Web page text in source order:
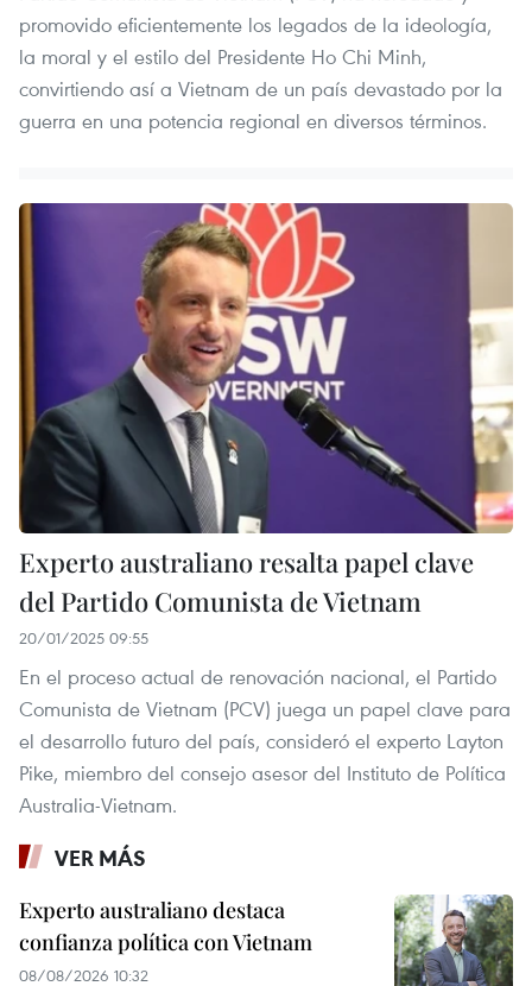
promovido eficientemente los legados de la ideología,
la moral y el estilo del Presidente Ho Chi Minh,
convirtiendo así a Vietnam de un país devastado por la
guerra en una potencia regional en diversos términos.
Experto australiano resalta papel clave
del Partido Comunista de Vietnam
20/01/2025 09:55
En el proceso actual de renovación nacional, el Partido
Comunista de Vietnam (PCV) juega un papel clave para
el desarrollo futuro del país, consideró el experto Layton
Pike, miembro del consejo asesor del Instituto de Política
Australia-Vietnam.
VER MÁS
Experto australiano destaca
confianza política con Vietnam
08/08/2026 10:32